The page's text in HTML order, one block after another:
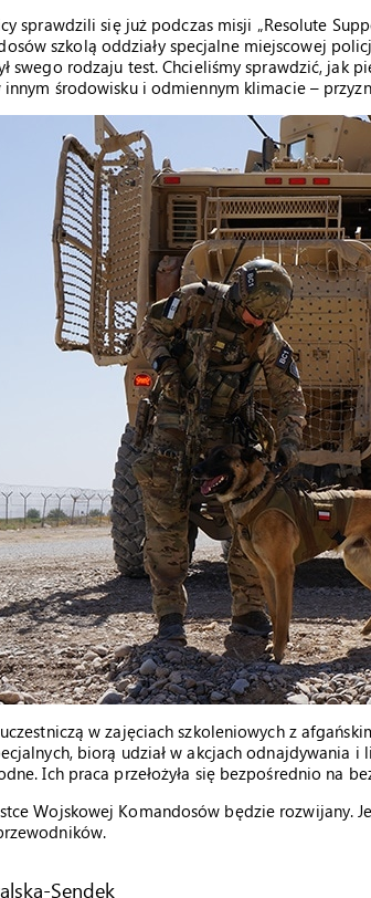
sprawdzili się już podczas misji „Resolute
szkolą oddziały specjalne miejscowej
swego rodzaju test. Chcieliśmy sprawdzić, jak
środowisku i odmiennym klimacie –
w zajęciach szkoleniowych z
biorą udział w akcjach odnajdywania i
Ich praca przełożyła się bezpośrednio na
Wojskowej Komandosów będzie rozwijany.
Sendek